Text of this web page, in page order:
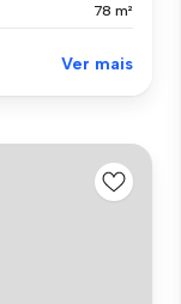
78 m²
Ver mais